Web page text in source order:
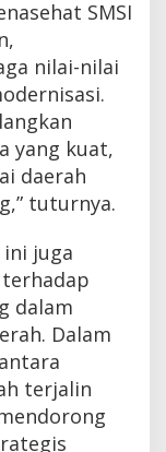
SMSI
nilai-nilai
yang kuat,
daerah
tuturnya.
ini juga
dalam
Dalam
terjalin